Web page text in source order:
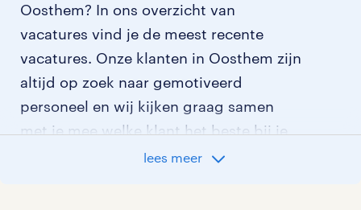
Oosthem? In ons overzicht van
vacatures vind je de meest recente
vacatures. Onze klanten in Oosthem zijn
altijd op zoek naar gemotiveerd
personeel en wij kijken graag samen
met je mee welke klant het beste bij je
lees meer